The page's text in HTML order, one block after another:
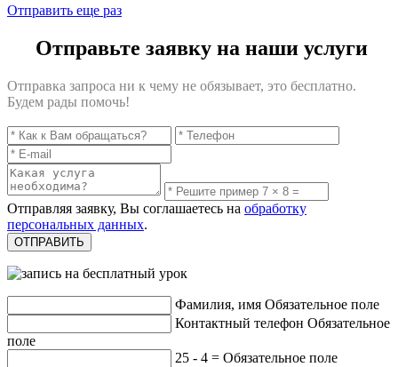
Отправить еще раз
Отправьте заявку на наши услуги
Отправка запроса ни к чему не обязывает, это бесплатно.
Будем рады помочь!
Отправляя заявку, Вы соглашаетесь на обработку
персональных данных.
Фамилия, имя Обязательное поле
Контактный телефон Обязательное
поле
25 - 4 = Обязательное поле